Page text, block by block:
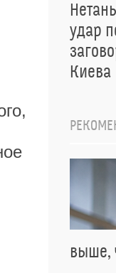
удар
Киева
выше,